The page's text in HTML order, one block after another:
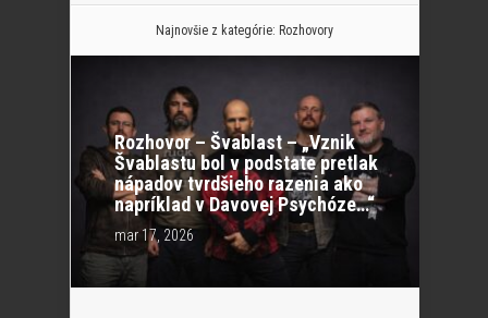
Najnovšie z kategórie: Rozhovory
Rozhovor – Švablast – „Vznik
Švablastu bol v podstate pretlak
nápadov tvrdšieho razenia ako
napríklad v Davovej Psychóze…“
mar 17, 2026